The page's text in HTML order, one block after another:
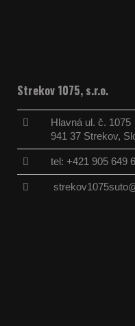
Strekov 1075, s.r.o.
Hlavná ul. č. 1075
941 37 Strekov,
tel: +421 905 649